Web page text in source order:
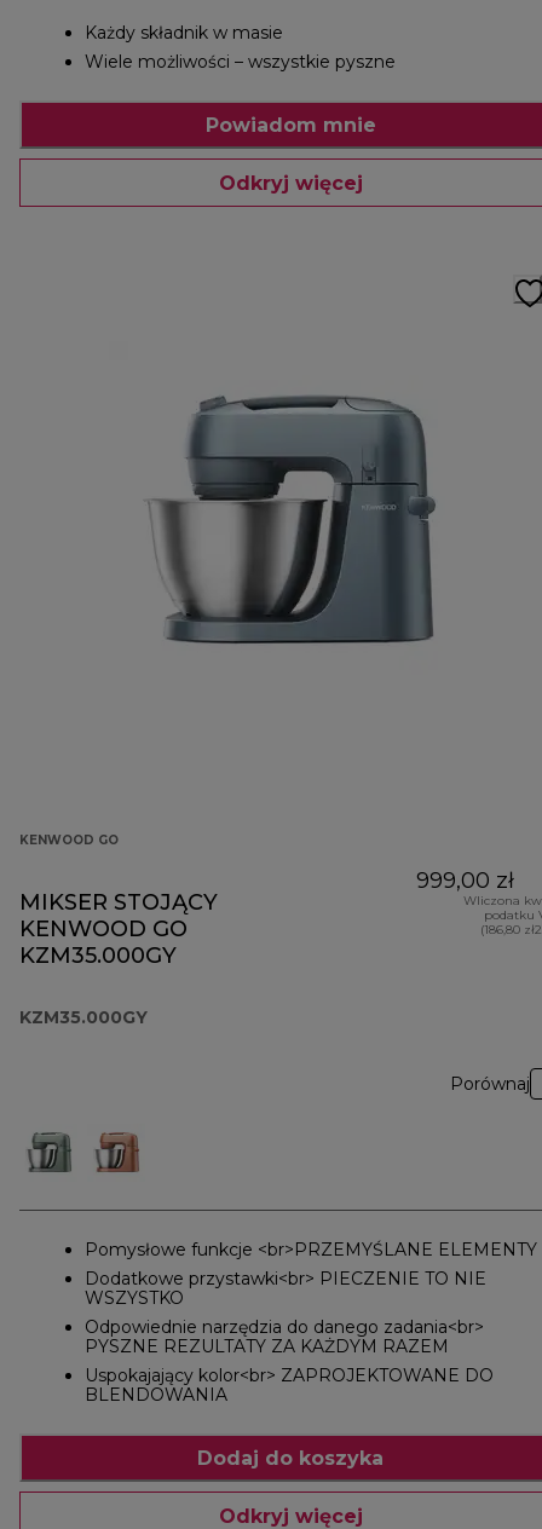
Każdy składnik w masie
Wiele możliwości – wszystkie pyszne
Powiadom mnie
Odkryj więcej
KENWOOD GO
MIKSER STOJĄCY
KENWOOD GO
KZM35.000GY
KZM35.000GY
999,00 zł
Wliczona
podatku
(186,80
Porównaj
Pomysłowe funkcje <br>PRZEMYŚLANE ELEMENTY
Dodatkowe przystawki<br> PIECZENIE TO NIE
WSZYSTKO
Odpowiednie narzędzia do danego zadania<br>
PYSZNE REZULTATY ZA KAŻDYM RAZEM
Uspokajający kolor<br> ZAPROJEKTOWANE DO
BLENDOWANIA
Dodaj do koszyka
Odkryj więcej